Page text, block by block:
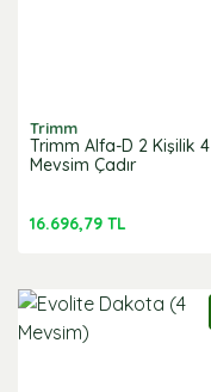
Trimm
Trimm Alfa-D 2 Kişilik 4
Mevsim Çadır
16.696,79 TL